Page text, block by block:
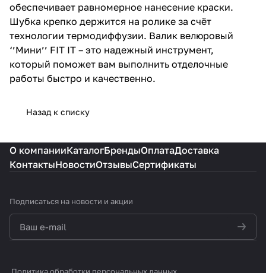
обеспечивает равномерное нанесение краски.
Шубка крепко держится на ролике за счёт
технологии термодиффузии. Валик велюровый
‘’Мини’’ FIT IT – это надежный инструмент,
который поможет вам выполнить отделочные
работы быстро и качественно.
Назад к списку
О компанииКаталогБрендыОплатаДоставка
КонтактыНовостиОтзывыСертификаты
Подписаться на новости и акции